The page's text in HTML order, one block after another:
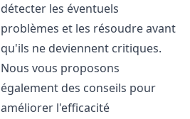
détecter les éventuels
problèmes et les résoudre avant
qu'ils ne deviennent critiques.
Nous vous proposons
également des conseils pour
améliorer l'efficacité